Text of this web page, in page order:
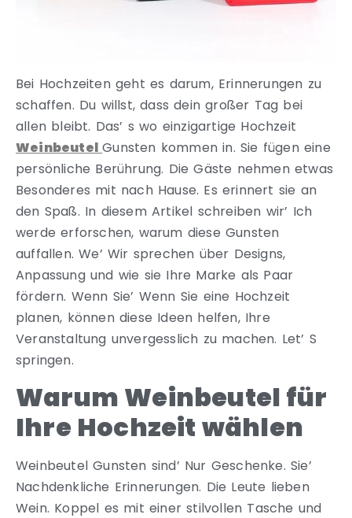
Bei Hochzeiten geht es darum, Erinnerungen zu
schaffen. Du willst, dass dein großer Tag bei
allen bleibt. Das’ s wo einzigartige Hochzeit
WeinbeutelGunsten kommen in. Sie fügen eine
persönliche Berührung. Die Gäste nehmen etwas
Besonderes mit nach Hause. Es erinnert sie an
den Spaß. In diesem Artikel schreiben wir’ Ich
werde erforschen, warum diese Gunsten
auffallen. We’ Wir sprechen über Designs,
Anpassung und wie sie Ihre Marke als Paar
fördern. Wenn Sie’ Wenn Sie eine Hochzeit
planen, können diese Ideen helfen, Ihre
Veranstaltung unvergesslich zu machen. Let’ S
springen.
Warum Weinbeutel für
Ihre Hochzeit wählen
Weinbeutel Gunsten sind’ Nur Geschenke. Sie’
Nachdenkliche Erinnerungen. Die Leute lieben
Wein. Koppel es mit einer stilvollen Tasche und